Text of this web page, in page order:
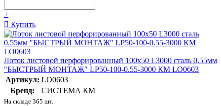
+
Купить
Лоток листовой перфорированный 100х50 L3000 сталь 0.55мм
"БЫСТРЫЙ МОНТАЖ" LP50-100-0.55-3000 КМ LO0603
Артикул: LO0603
Бренд:
СИСТЕМА КМ
На складе 365 шт.